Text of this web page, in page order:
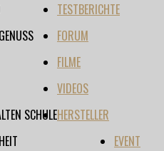
SCHULE
TESTBERICHTE
FORUM
FILME
VIDEOS
HERSTELLER
EVENT